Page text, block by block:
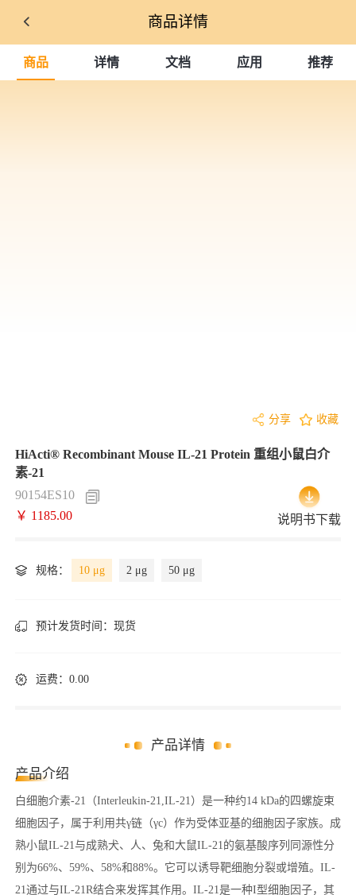
商品详情
商品 详情 文档 应用 推荐
分享 收藏
HiActi® Recombinant Mouse IL-21 Protein 重组小鼠白介
素-21
90154ES10
￥ 1185.00
说明书下载
规格： 10 μg 2 μg 50 μg
预计发货时间： 现货
运费：0.00
产品详情
产品介绍
白细胞介素-21（Interleukin-21,IL-21）是一种约14 kDa的四螺旋束
细胞因子，属于利用共γ链（γc）作为受体亚基的细胞因子家族。成
熟小鼠IL-21与成熟犬、人、兔和大鼠IL-21的氨基酸序列同源性分
别为66%、59%、58%和88%。它可以诱导靶细胞分裂或增殖。IL-
21通过与IL-21R结合来发挥其作用。IL-21是一种I型细胞因子，其